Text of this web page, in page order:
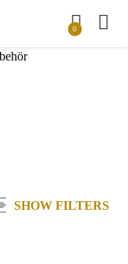
0
SHOW FILTERS